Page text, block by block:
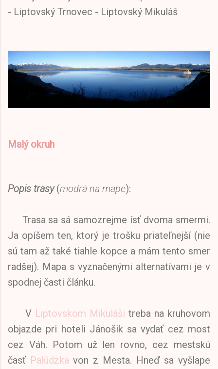
- Liptovský Trnovec - Liptovský Mikuláš
Malý okruh
Popis trasy(modrá na mape):
Trasa sa sá samozrejme ísť dvoma smermi.
Ja opíšem ten, ktorý je trošku priateľnejší (nie
sú tam až také tiahle kopce a mám tento smer
radšej). Mapa s vyznačenými alternatívami je v
spodnej časti článku.
V Liptovskom Mikuláši treba na kruhovom
objazde pri hoteli Jánošik sa vydať cez most
cez Váh. Potom už len rovno, cez mestskú
časť Palúdzka von z Mesta. Hneď sa vyšlape